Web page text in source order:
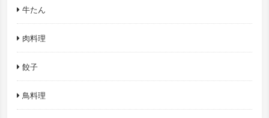
牛たん
肉料理
餃子
鳥料理